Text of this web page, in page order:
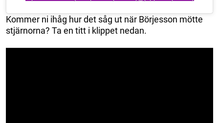
Kommer ni ihåg hur det såg ut när Börjesson mötte
stjärnorna? Ta en titt i klippet nedan.